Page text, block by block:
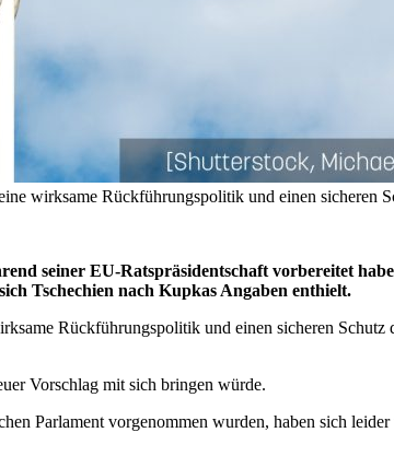
wirksame Rückführungspolitik und einen sicheren
seiner EU-Ratspräsidentschaft vorbereitet
Tschechien nach Kupkas Angaben enthielt.
Rückführungspolitik und einen sicheren
Vorschlag mit sich bringen würde.
Parlament vorgenommen wurden, haben sich